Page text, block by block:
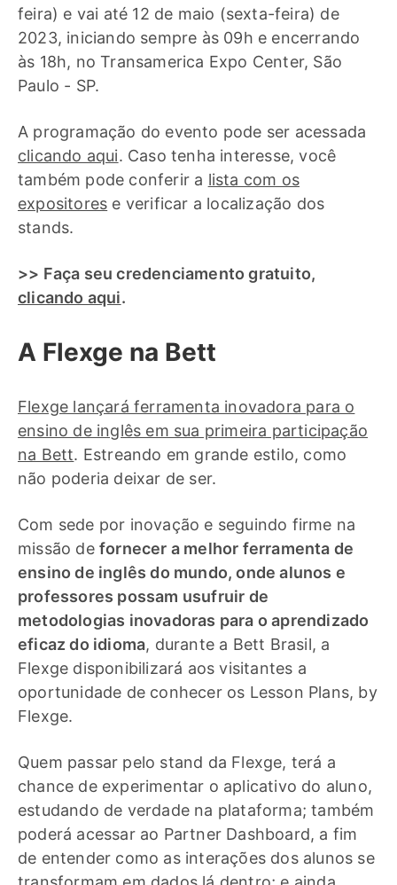
feira) e vai até 12 de maio (sexta-feira) de
2023, iniciando sempre às 09h e encerrando
às 18h, no Transamerica Expo Center, São
Paulo - SP.
A programação do evento pode ser acessada
clicando aqui. Caso tenha interesse, você
também pode conferir a lista com os
expositores e verificar a localização dos
stands.
>> Faça seu credenciamento gratuito,
clicando aqui.
A Flexge na Bett
Flexge lançará ferramenta inovadora para o
ensino de inglês em sua primeira participação
na Bett. Estreando em grande estilo, como
não poderia deixar de ser.
Com sede por inovação e seguindo firme na
missão de fornecer a melhor ferramenta de
ensino de inglês do mundo, onde alunos e
professores possam usufruir de
metodologias inovadoras para o aprendizado
eficaz do idioma, durante a Bett Brasil, a
Flexge disponibilizará aos visitantes a
oportunidade de conhecer os Lesson Plans, by
Flexge.
Quem passar pelo stand da Flexge, terá a
chance de experimentar o aplicativo do aluno,
estudando de verdade na plataforma; também
poderá acessar ao Partner Dashboard, a fim
de entender como as interações dos alunos se